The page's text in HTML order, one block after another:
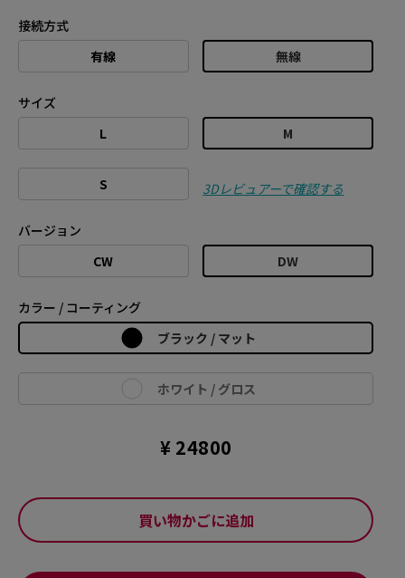
接続方式
有線
無線
サイズ
L
M
S 3Dレビュアーで確認する
バージョン
CW
DW
カラー / コーティング
ブラック / マット
ホワイト / グロス
¥ 24800
買い物かごに追加